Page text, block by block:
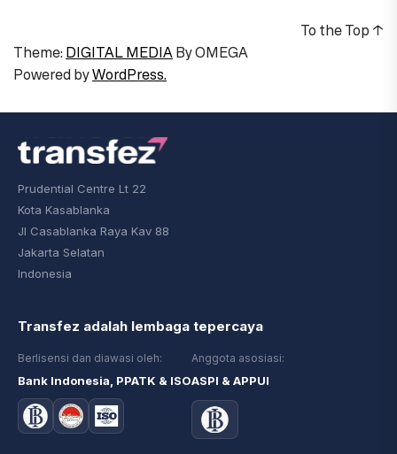
Theme: DIGITAL MEDIAByOMEGA
Powered byWordPress.
To the Top ↑
Prudential Centre Lt 22
Kota Kasablanka
Jl Casablanka Raya Kav 88
Jakarta Selatan
Indonesia
Transfez adalah lembaga tepercaya
Berlisensi dan diawasi oleh:
Bank Indonesia, PPATK & ISO
Anggota asosiasi:
ASPI & APPUI